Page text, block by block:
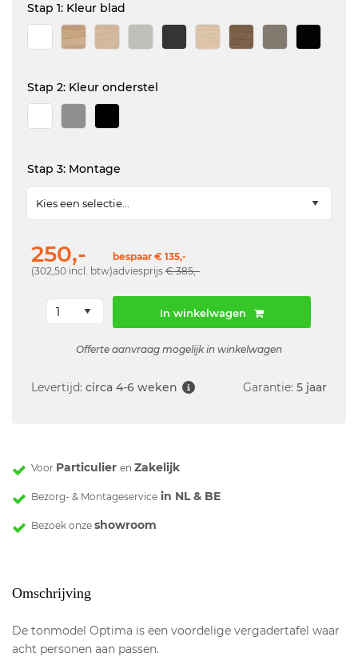
Stap 1: Kleur blad
Stap 2: Kleur onderstel
Stap 3: Montage
250,-
(302,50 incl. btw)
bespaar € 135,-
adviesprijs € 385,-
In winkelwagen
Offerte aanvraag mogelijk in winkelwagen
Levertijd: circa 4-6 weken Garantie: 5 jaar
Voor Particulier en Zakelijk
Bezorg- & Montageservice in NL & BE
Bezoek onze showroom
Omschrijving
De tonmodel Optima is een voordelige vergadertafel waar
acht personen aan passen.